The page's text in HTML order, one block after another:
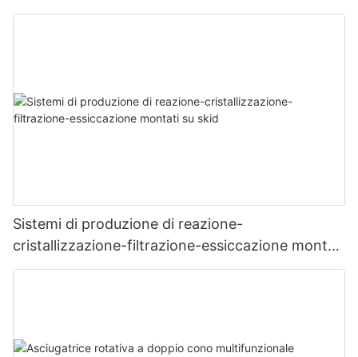
Sistemi di produzione di reazione-
cristallizzazione-filtrazione-essiccazione montati
su skid